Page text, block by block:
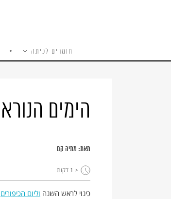
חומרים לכיתה
הימים
מאת: מתיה קם
< 1 דקות
כינוי לראש השנה וליום הכיפורים